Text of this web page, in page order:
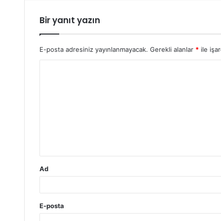
Bir yanıt yazın
E-posta adresiniz yayınlanmayacak. Gerekli alanlar *ile
Ad
E-posta